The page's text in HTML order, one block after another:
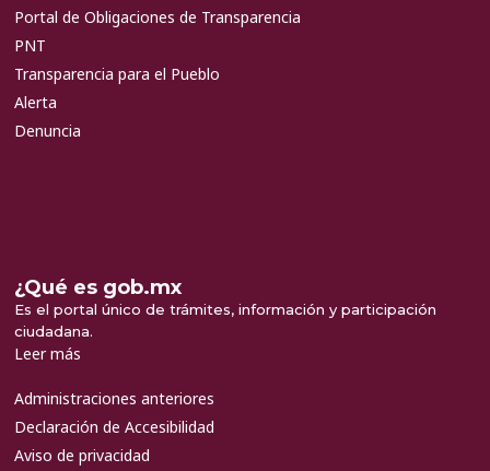
Portal de Obligaciones de Transparencia
PNT
Transparencia para el Pueblo
Alerta
Denuncia
¿Qué es gob.mx
Es el portal único de trámites, información y participación
ciudadana.
Leer más
Administraciones anteriores
Declaración de Accesibilidad
Aviso de privacidad